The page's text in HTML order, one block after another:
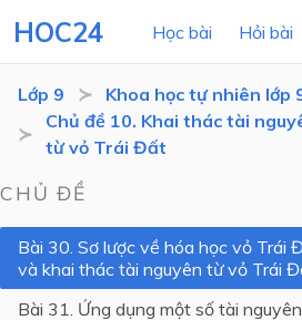
HOC24 Học bài Hỏi bài
Lớp 11
Lớp 10
Lớp 9
Khoa học tự nhiên lớp
Chủ đề 10. Khai thác tài
từ vỏ Trái Đất
CHỦ ĐỀ
Bài 30. Sơ lược về hóa học vỏ Trái
và khai thác tài nguyên từ vỏ Trái
Bài 31. Ứng dụng một số tài nguyên